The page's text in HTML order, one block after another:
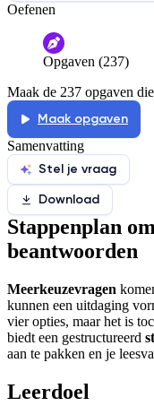
Help ons de video te
De audio is slecht
Informatie is onjuist
De docent is te
De uitleg gaat te
Afspelen werkte niet
Oefenen
Opgaven (237)
Maak de 237 opgaven
Maak opgaven
Samenvatting
Stel je vraag
Download
Stappenplan
beantwoorden
Meerkeuzevragen
kunnen een uitdaging
vier opties, maar het is
biedt een gestructureerd
aan te pakken en je
Leerdoel